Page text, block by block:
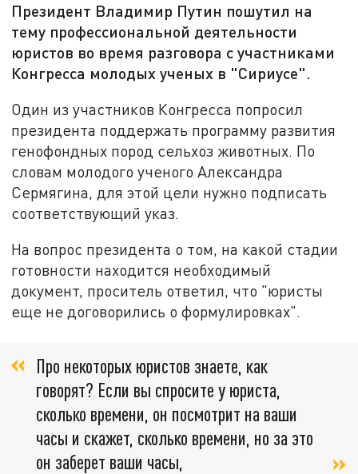
Президент Владимир Путин пошутил на
тему профессиональной деятельности
юристов во время разговора с участниками
Конгресса молодых ученых в "Сириусе".
Один из участников Конгресса попросил
президента поддержать программу развития
генофондных пород сельхоз животных. По
словам молодого ученого Александра
Сермягина, для этой цели нужно подписать
соответствующий указ.
На вопрос президента о том, на какой стадии
готовности находится необходимый
документ, проситель ответил, что "юристы
еще не договорились о формулировках".
Про некоторых юристов знаете, как
говорят? Если вы спросите у юриста,
сколько времени, он посмотрит на ваши
часы и скажет, сколько времени, но за это
он заберет ваши часы,